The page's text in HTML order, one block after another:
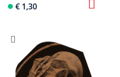
€ 1,30